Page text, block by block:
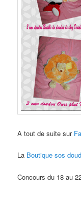
A tout de suite sur
La Boutique sos
Concours du 18 au